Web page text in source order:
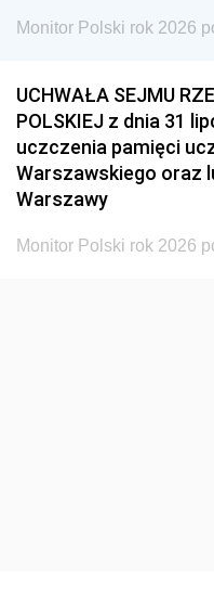
Monitor Polski rok 2026
UCHWAŁA SEJMU
POLSKIEJ z dnia 31
uczczenia pamięci
Warszawskiego oraz
Warszawy
Monitor Polski rok 2026